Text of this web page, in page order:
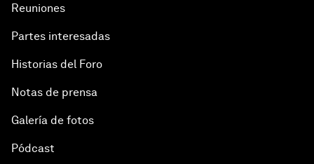
Reuniones
Partes interesadas
Historias del Foro
Notas de prensa
Galería de fotos
Pódcast